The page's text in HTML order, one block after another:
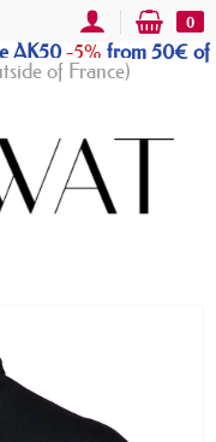
AK50-5% from 50€ of
of France)
0